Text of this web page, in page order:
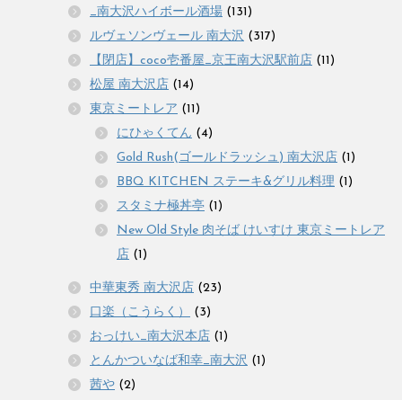
_南大沢ハイボール酒場 (131)
ルヴェソンヴェール 南大沢 (317)
【閉店】coco壱番屋_京王南大沢駅前店 (11)
松屋 南大沢店 (14)
東京ミートレア (11)
にひゃくてん (4)
Gold Rush(ゴールドラッシュ) 南大沢店 (1)
BBQ KITCHEN ステーキ&グリル料理 (1)
スタミナ極丼亭 (1)
New Old Style 肉そば けいすけ 東京ミートレア
店 (1)
中華東秀 南大沢店 (23)
口楽（こうらく）
(3)
おっけい_南大沢本店 (1)
とんかついなば和幸_南大沢 (1)
茜や (2)